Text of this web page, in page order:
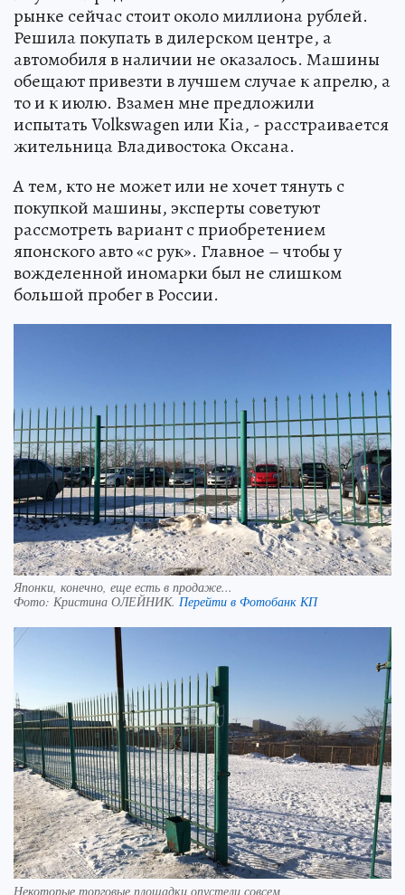
рынке сейчас стоит около миллиона рублей.
Решила покупать в дилерском центре, а
автомобиля в наличии не оказалось. Машины
обещают привезти в лучшем случае к апрелю, а
то и к июлю. Взамен мне предложили
испытать Volkswagen или Kia, - расстраивается
жительница Владивостока Оксана.
А тем, кто не может или не хочет тянуть с
покупкой машины, эксперты советуют
рассмотреть вариант с приобретением
японского авто «с рук». Главное – чтобы у
вожделенной иномарки был не слишком
большой пробег в России.
Японки, конечно, еще есть в продаже...
Фото: Кристина ОЛЕЙНИК. Перейти в Фотобанк КП
Некоторые торговые площадки опустели совсем